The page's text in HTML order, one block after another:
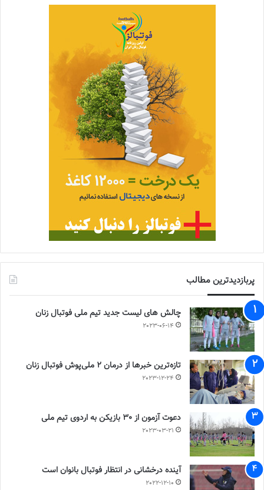
پربازدیدترین مطالب
چالش هاى ليست جدید تيم ملى فوتبال زنان
2023-06-14
تازه‌ترین خبرها از درمان ۲ ملی‌پوش فوتبال زنان
2023-12-24
دعوت آزمون از 30 بازیکن به اردوی تیم ملی
2023-03-21
آینده درخشانی در انتظار فوتبال بانوان است
2022-12-10